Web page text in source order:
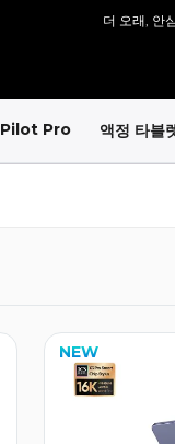
더 오래, 안
[재입고 안
Pilot Pro 액정 타블
NEW